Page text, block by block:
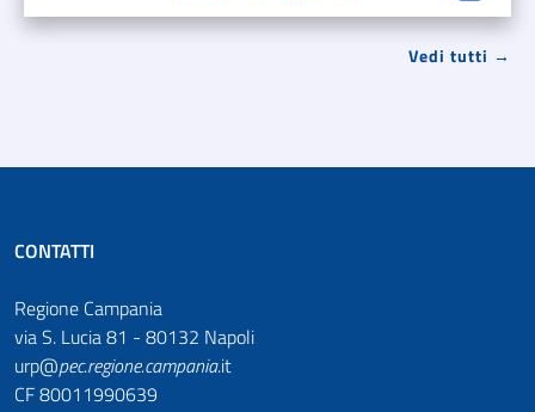
Vedi tutti →
CONTATTI
Regione Campania
via S. Lucia 81 - 80132 Napoli
urp@pec.regione.campania.it
CF 80011990639